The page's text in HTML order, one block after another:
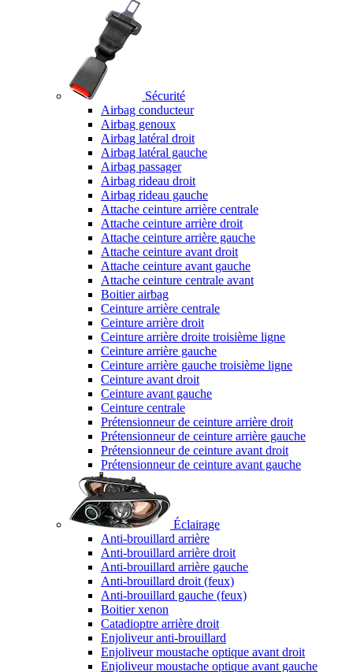
Sécurité
Airbag conducteur
Airbag genoux
Airbag latéral droit
Airbag latéral gauche
Airbag passager
Airbag rideau droit
Airbag rideau gauche
Attache ceinture arrière centrale
Attache ceinture arrière droit
Attache ceinture arrière gauche
Attache ceinture avant droit
Attache ceinture avant gauche
Attache ceinture centrale avant
Boitier airbag
Ceinture arrière centrale
Ceinture arrière droit
Ceinture arrière droite troisième ligne
Ceinture arrière gauche
Ceinture arrière gauche troisième ligne
Ceinture avant droit
Ceinture avant gauche
Ceinture centrale
Prétensionneur de ceinture arrière droit
Prétensionneur de ceinture arrière gauche
Prétensionneur de ceinture avant droit
Prétensionneur de ceinture avant gauche
Éclairage
Anti-brouillard arrière
Anti-brouillard arrière droit
Anti-brouillard arrière gauche
Anti-brouillard droit (feux)
Anti-brouillard gauche (feux)
Boitier xenon
Catadioptre arrière droit
Enjoliveur anti-brouillard
Enjoliveur moustache optique avant droit
Enjoliveur moustache optique avant gauche